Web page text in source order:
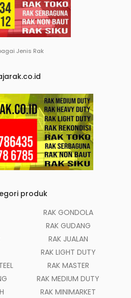
Jenis Rak
produk
RAK GONDOLA
RAK GUDANG
RAK JUALAN
RAK LIGHT DUTY
RAK MASTER
RAK MEDIUM DUTY
RAK MINIMARKET